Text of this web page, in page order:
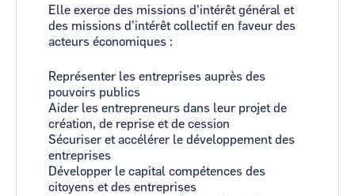
Elle exerce des missions d'intérêt général et
des missions d'intérêt collectif en faveur des
acteurs économiques :
Représenter les entreprises auprès des
pouvoirs publics
Aider les entrepreneurs dans leur projet de
création, de reprise et de cession
Sécuriser et accélérer le développement des
entreprises
Développer le capital compétences des
citoyens et des entreprises